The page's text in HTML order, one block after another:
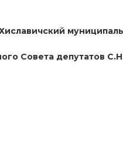
Совета депутатов